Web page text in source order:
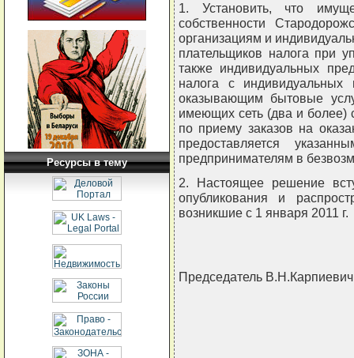
Ресурсы в тему
1. Установить, что
собственности
организациям и
плательщиков налога при
также индивидуальных
налога с индивидуальных
оказывающим бытовые
имеющих сеть (два и более)
по приему заказов на
предоставляется
предпринимателям в
2. Настоящее решение
опубликования и
возникшие с 1 января 2011 г.
Председатель В.Н.Карпиевич